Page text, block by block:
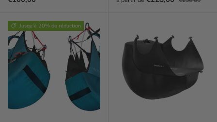
Jusqu’à 20% de réduction